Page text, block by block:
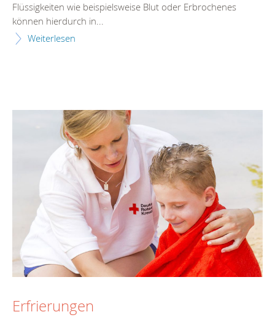
Flüssigkeiten wie beispielsweise Blut oder Erbrochenes
können hierdurch in...
Weiterlesen
Erfrierungen